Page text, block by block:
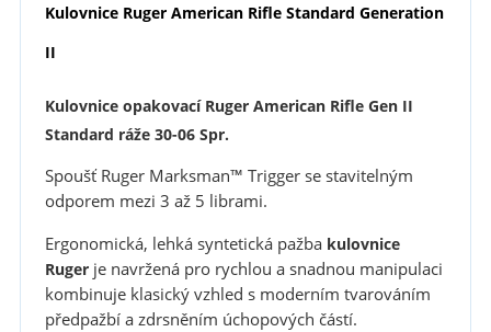
Kulovnice Ruger American Rifle Standard Generation
II
Kulovnice opakovací Ruger American Rifle Gen II
Standard ráže 30-06 Spr.
Spoušť Ruger Marksman™ Trigger se stavitelným
odporem mezi 3 až 5 librami.
Ergonomická, lehká syntetická pažbakulovnice
Rugerje navržená pro rychlou a snadnou manipulaci
kombinuje klasický vzhled s moderním tvarováním
předpažbí a zdrsněním úchopových částí.